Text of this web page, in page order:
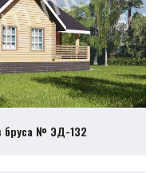
бруса № ЭД-132